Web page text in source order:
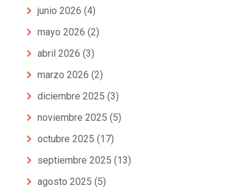
junio 2026 (4)
mayo 2026 (2)
abril 2026 (3)
marzo 2026 (2)
diciembre 2025 (3)
noviembre 2025 (5)
octubre 2025 (17)
septiembre 2025 (13)
agosto 2025 (5)